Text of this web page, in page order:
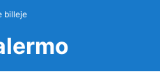
billeje